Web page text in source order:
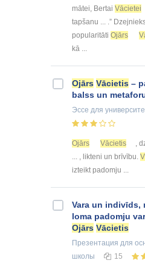
mātei, Bertai Vācietei
tapšanu ... .”
popularitāti Ojārs
kā ...
Ojārs Vācietis –
balss un
Эссе для
Ojārs Vācietis
,
... , likteni un brīvību.
izteikt padomju ...
Vara un indivīds,
loma padomju
Ojārs Vācietis
Презентация для
школы
15